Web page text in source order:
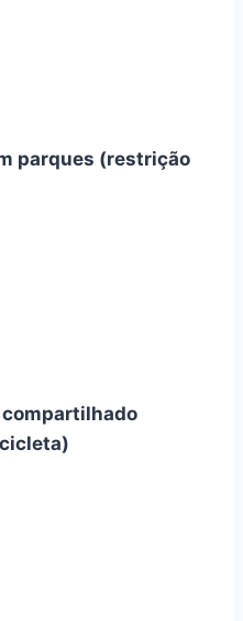
parques (restrição